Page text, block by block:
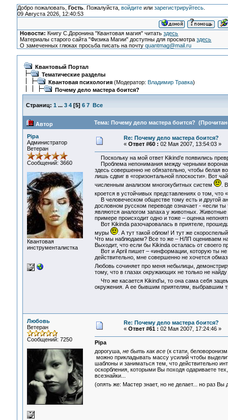
Добро пожаловать, Гость. Пожалуйста, войдитеили зарегистрируйтесь.
09 Августа 2026, 12:40:53
Новости: Книгу С.Доронина "Квантовая магия" читатьздесь
Материалы старого сайта "Физика Магии" доступны для просмотраздесь
О замеченных глюках просьба писать на почтуquantmag@mail.ru
Квантовый Портал
Тематические разделы
Квантовая психология(Модератор: Владимир Травка)
Почему дело мастера боится?
Страниц: 1 ... 3 4[5] 6 7 Все
Автор Тема: Почему дело мастера боится?
Pipa
Администратор
Ветеран
Сообщений: 3660
Квантовая
инструменталистка
Re: Почему дело мастера боится?
« Ответ #60 : 02 Мая 2007, 13:54:03 »
Поскольку на мой ответ Kikind’е появились
Проблема непонимания между черными
здесь совершенно не обязательно, чтобы белая
лишь сдвиг в «горизонтальной плоскости». Вот
численным анализом многокубитных систем
.
кроется в устойчивых представлениях о том,
В человеческом обществе тому есть и другой
дословном русском переводе означает - «если ты
являются аналогом запаха у животных.
примере происходит одно и тоже – оценка
Вот Kikinda разочаровалась в приятеле,
муры
. А тут такой облом! И тут же
Что мы наблюдаем? Все то же – НЛП оцениваем
Выходит, что если бы Kikinda осталась от своего
Вот и April пишет – «информации, которую ты не
действительно, мне совершенно не хочется
Любовь сочиняет про меня небылицы,
тому, что в глазах окружающих не только не
Что же касается Kikind’ы, то она сама себя
окружения. А ее бывшим приятелям, выбравшим
Любовь
Ветеран
Сообщений: 7250
Re: Почему дело мастера боится?
« Ответ #61 : 02 Мая 2007, 17:24:46 »
Pipa
дорогуша, не быть как все(к стати,
можно прикладывать массу усилий чтобы
шаблоны и заниматься тем, что действительно
оскорбления, которыми Вы походя одариваете
всезнайки...
(опять же: Мастер знает, но не делает... но раз Вы